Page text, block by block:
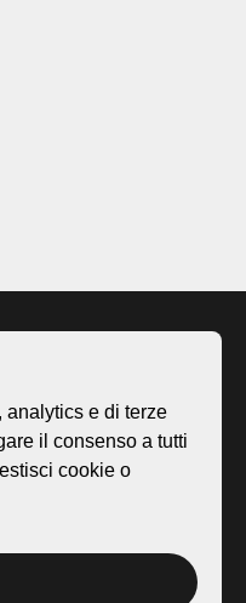
analytics e di terze
il consenso a tutti
cookie o